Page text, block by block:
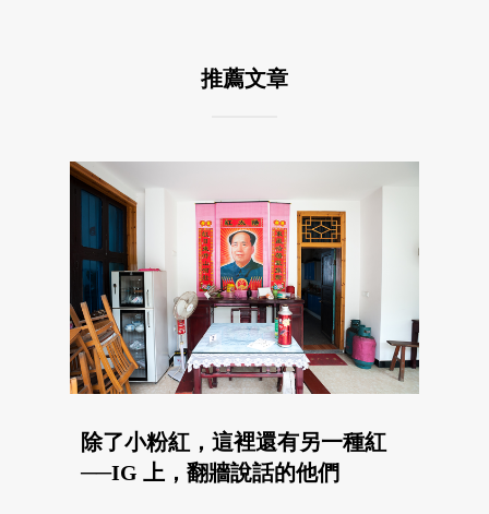
推薦文章
除了小粉紅，這裡還有另一種紅
──IG 上，翻牆說話的他們